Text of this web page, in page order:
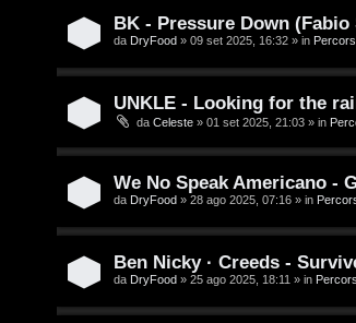
BK - Pressure Down
da DryFood » 09 set 2025, 16:32 » in
UNKLE - Looking for the
da Celeste » 01 set 2025, 21:03 » in
We No Speak Americano -
da DryFood » 28 ago 2025, 07:16 » in
Ben Nicky · Creeds -
da DryFood » 25 ago 2025, 18:11 » in